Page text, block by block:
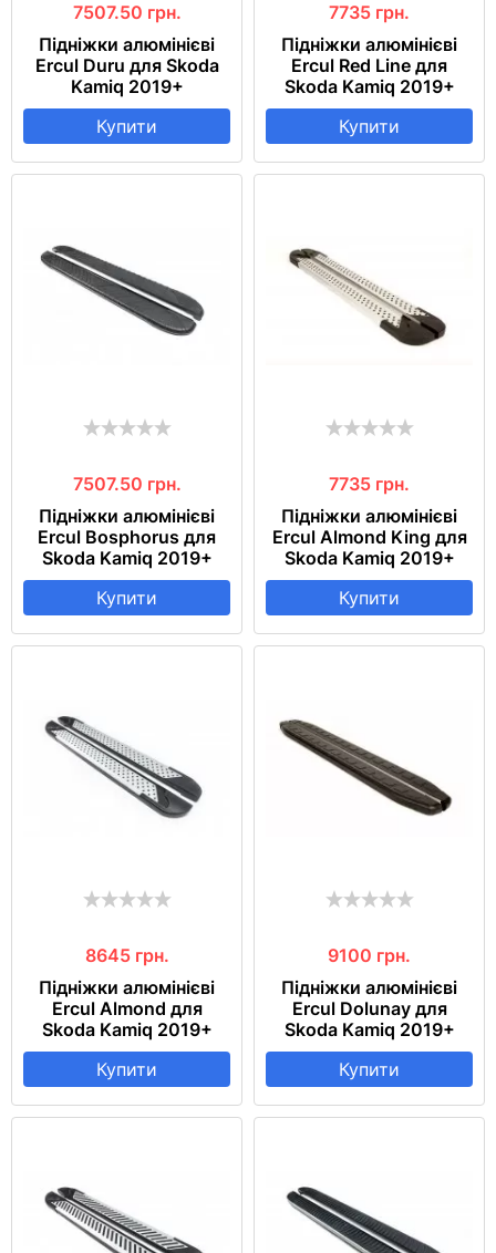
7507.50 грн.
Підніжки алюмінієві
Ercul Duru для Skoda
Kamiq 2019+
Купити
7735 грн.
Підніжки алюмінієві
Ercul Red Line для
Skoda Kamiq 2019+
Купити
7507.50 грн.
Підніжки алюмінієві
Ercul Bosphorus для
Skoda Kamiq 2019+
Купити
7735 грн.
Підніжки алюмінієві
Ercul Almond King для
Skoda Kamiq 2019+
Купити
8645 грн.
Підніжки алюмінієві
Ercul Almond для
Skoda Kamiq 2019+
Купити
9100 грн.
Підніжки алюмінієві
Ercul Dolunay для
Skoda Kamiq 2019+
Купити